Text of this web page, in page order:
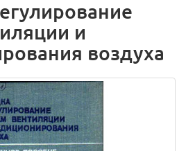
и
воздуха